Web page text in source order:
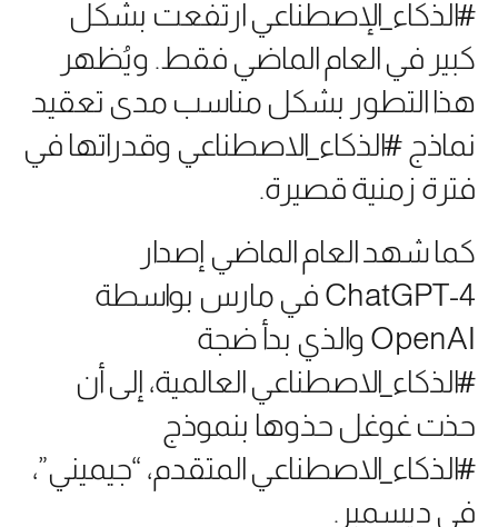
#الذكاء_الإصطناعي ارتفعت بشكل
كبير في العام الماضي فقط. ويُظهر
هذا التطور بشكل مناسب مدى تعقيد
نماذج #الذكاء_الاصطناعي وقدراتها في
فترة زمنية قصيرة.
كما شهد العام الماضي إصدار
ChatGPT-4 في مارس بواسطة
OpenAI والذي بدأ ضجة
#الذكاء_الاصطناعي العالمية، إلى أن
حذت غوغل حذوها بنموذج
#الذكاء_الاصطناعي المتقدم، “جيميني”،
في ديسمبر.